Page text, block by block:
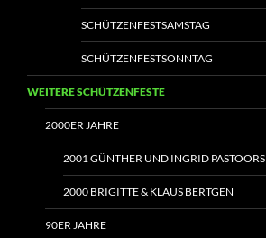
SCHÜTZENFESTSAMSTAG
SCHÜTZENFESTSONNTAG
WEITERE SCHÜTZENFESTE
2000ER JAHRE
2001 GÜNTHER UND INGRID PASTOORS
2000 BRIGITTE & KLAUS BERTGEN
90ER JAHRE